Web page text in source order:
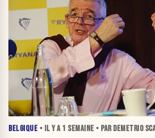
BELGIQUE • IL Y A 1 SEMAINE • PAR DEMETRIO